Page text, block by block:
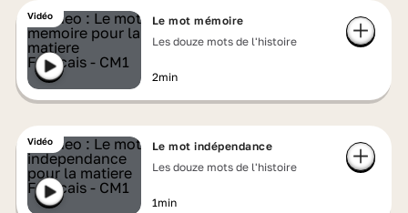
Vidéo
Le mot mémoire
Les douze mots de l'histoire
2min
Vidéo
Le mot indépendance
Les douze mots de l'histoire
1min